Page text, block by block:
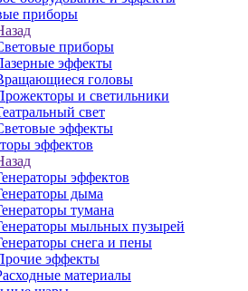
приборы
приборы
эффекты
головы
и светильники
свет
эффекты
эффектов
эффектов
дыма
тумана
мыльных пузырей
снега и пены
эффекты
материалы